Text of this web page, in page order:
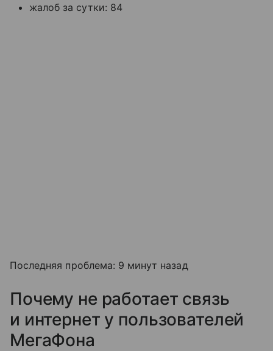
жалоб за сутки: 84
Последняя проблема: 9 минут назад
Почему не работает связь
и интернет у пользователей
МегаФона